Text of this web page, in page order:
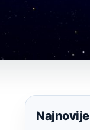
Najnovije